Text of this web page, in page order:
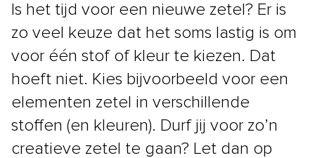
Is het tijd voor een nieuwe zetel? Er is
zo veel keuze dat het soms lastig is om
voor één stof of kleur te kiezen. Dat
hoeft niet. Kies bijvoorbeeld voor een
elementen zetel in verschillende
stoffen (en kleuren). Durf jij voor zo’n
creatieve zetel te gaan? Let dan op